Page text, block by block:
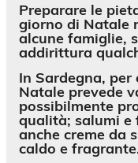
Preparare le
giorno di Natale
alcune famiglie,
addirittura
In Sardegna, per
Natale prevede
possibilmente
qualità; salumi
anche creme da
caldo e